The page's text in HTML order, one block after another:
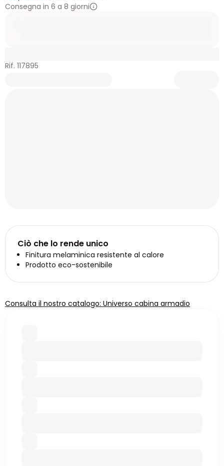
Consegna in 6 a 8 giorni
Rif. 117895
Ciò che lo rende unico
Finitura melaminica resistente al calore
Prodotto eco-sostenibile
Consulta il nostro catalogo: Universo cabina armadio